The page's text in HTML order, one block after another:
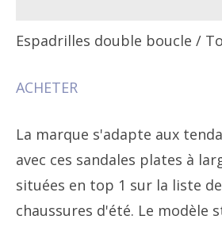
Espadrilles double boucle /
ACHETER
La marque s'adapte aux
avec ces sandales plates à
situées en top 1 sur la liste
chaussures d'été. Le modèle